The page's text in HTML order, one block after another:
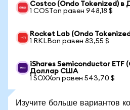
Costco (Ondo Tokenized)
1 COSTon равен 948,18 $
Rocket Lab (Ondo
1 RKLBon равен 83,55 $
iShares Semiconductor ETF
Доллар США
1 SOXXon равен 543,70 $
Изучите больше вариантов